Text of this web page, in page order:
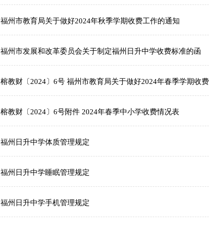
福州市教育局关于做好2024年秋季学期收费工作的通知
福州市发展和改革委员会关于制定福州日升中学收费标准的函
榕教财〔2024〕6号 福州市教育局关于做好2024年春季学期收
榕教财〔2024〕6号附件 2024年春季中小学收费情况表
福州日升中学体质管理规定
福州日升中学睡眠管理规定
福州日升中学手机管理规定